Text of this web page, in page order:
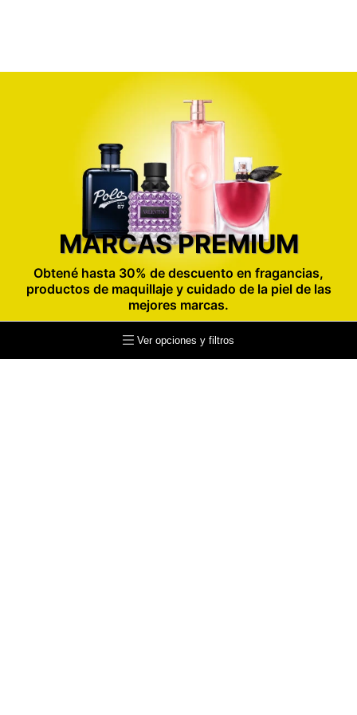
MARCAS PREMIUM
Obtené hasta 30% de descuento en fragancias,
productos de maquillaje y cuidado de la piel de las
mejores marcas.
Ver opciones y filtros